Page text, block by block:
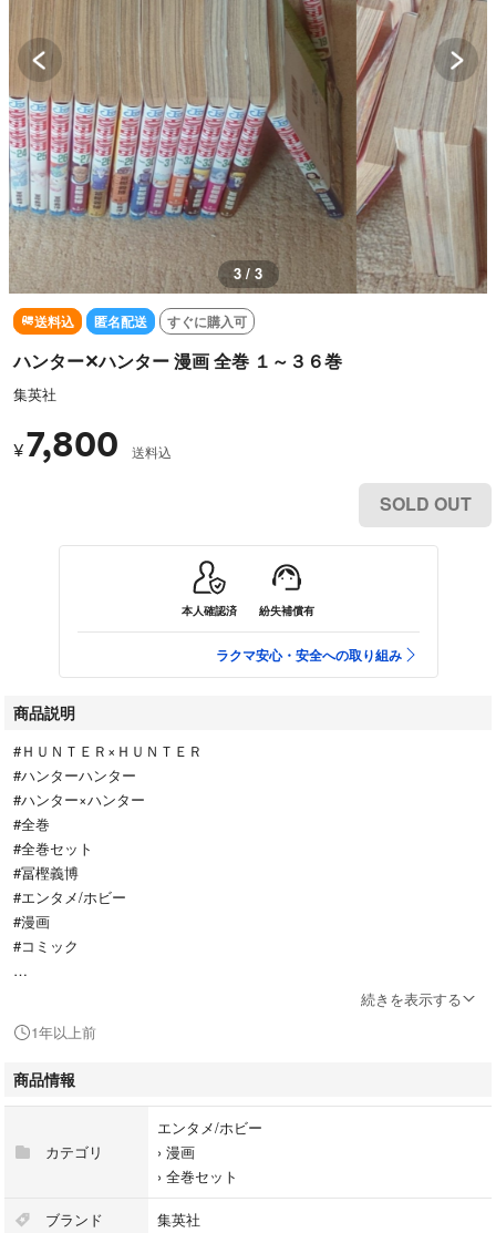
3 / 3
送料込 匿名配送 すぐに購入可
ハンター✕ハンター 漫画 全巻 １～３６巻
集英社
¥7,800 送料込
SOLD OUT
本人確認済 紛失補償有
ラクマ安心・安全への取り組み
商品説明
#ＨＵＮＴＥＲ×ＨＵＮＴＥＲ
#ハンターハンター
#ハンター×ハンター
#全巻
#全巻セット
#冨樫義博
#エンタメ/ホビー
#漫画
#コミック
中古品になります。
画像の通りになります。
ご理解ご了承の上、ご購入宜しくお願い致します。
続きを表示する
1年以上前
商品情報
カテゴリ
エンタメ/ホビー
› 漫画
› 全巻セット
ブランド 集英社